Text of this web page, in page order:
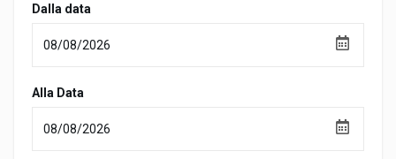
Dalla data
Alla Data